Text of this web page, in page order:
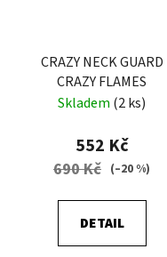
CRAZY NECK GUARD
CRAZY FLAMES
Skladem (2 ks)
552 Kč
690 Kč (–20 %)
DETAIL